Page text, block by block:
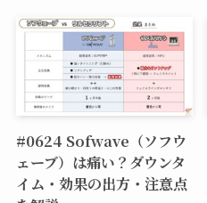
#0624 Sofwave（ソフウ
ェーブ）は痛い？ダウンタ
イム・効果の出方・注意点